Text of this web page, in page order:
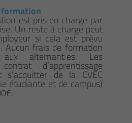
formation
est pris en charge par
Un reste à charge peut
si cela est prévu
Aucun frais de formation
alternant·es. Les
d’apprentissage
s’acquitter de la CVEC
étudiante et de campus)